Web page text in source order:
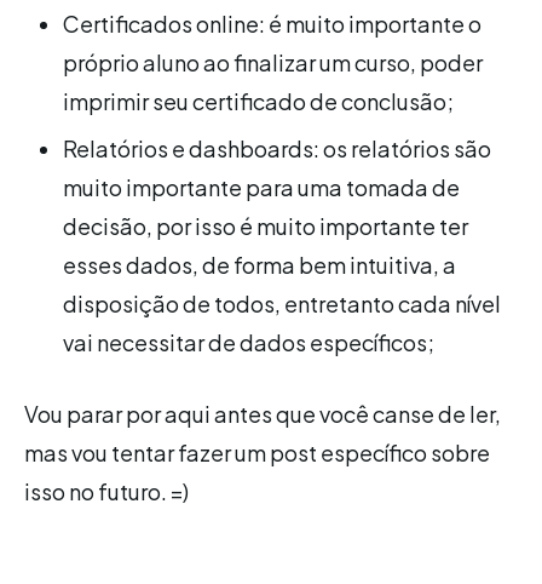
Certificados online: é muito importante o
próprio aluno ao finalizar um curso, poder
imprimir seu certificado de conclusão;
Relatórios e dashboards: os relatórios são
muito importante para uma tomada de
decisão, por isso é muito importante ter
esses dados, de forma bem intuitiva, a
disposição de todos, entretanto cada nível
vai necessitar de dados específicos;
Vou parar por aqui antes que você canse de ler,
mas vou tentar fazer um post específico sobre
isso no futuro. =)